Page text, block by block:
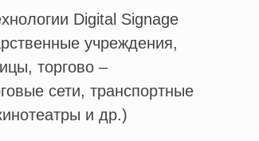
Digital Signage
учреждения,
торгово –
сети, транспортные
и др.)